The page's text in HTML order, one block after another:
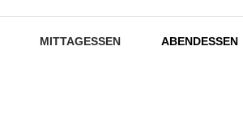
MITTAGESSEN ABENDESSEN